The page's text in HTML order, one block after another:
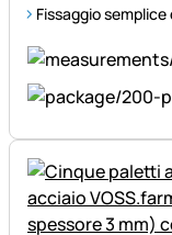
Fissaggio